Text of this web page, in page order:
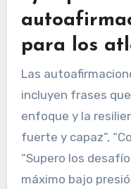
para los
Las
incluyen frases
enfoque y la
fuerte y capaz”,
“Supero los
máximo bajo